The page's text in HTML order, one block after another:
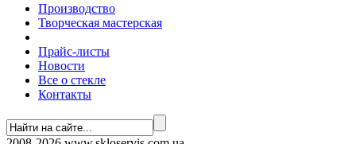
Производство
Творческая мастерская
Прайс-листы
Новости
Все о стекле
Контакты